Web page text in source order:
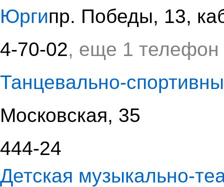
Юргипр. Победы, 13,
4-70-02, еще 1 телефон
Танцевально-
Московская, 35
444-24
Детская музыкально-